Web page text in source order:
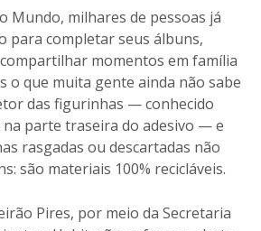
Mundo, milhares de pessoas já
para completar seus álbuns,
momentos em família
o que muita gente ainda não sabe
das figurinhas — conhecido
na parte traseira do adesivo — e
rasgadas ou descartadas não
são materiais 100% recicláveis.
Pires, por meio da Secretaria